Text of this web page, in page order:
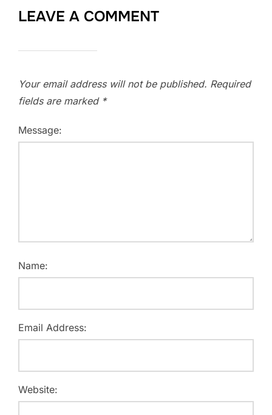
LEAVE A COMMENT
Your email address will not be published. Required
fields are marked *
Message:
Name:
Email Address:
Website: